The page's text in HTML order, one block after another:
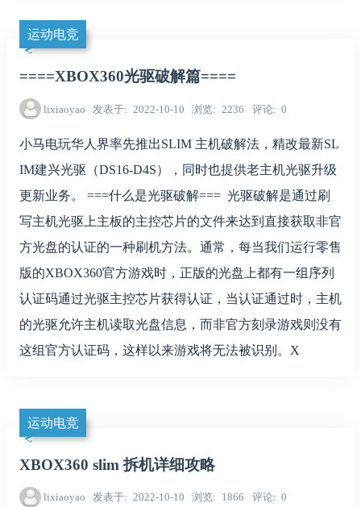
运动电竞
====XBOX360光驱破解篇====
lixiaoyao 发表于 2022-10-10 浏览 2236 评论 0
小马电玩华人界率先推出SLIM 主机破解法，精改最新SL
IM建兴光驱（DS16-D4S），同时也提供老主机光驱升级
更新业务。 ===什么是光驱破解=== 光驱破解是通过刷
写主机光驱上主板的主控芯片的文件来达到直接获取非官
方光盘的认证的一种刷机方法。通常，每当我们运行零售
版的XBOX360官方游戏时，正版的光盘上都有一组序列
认证码通过光驱主控芯片获得认证，当认证通过时，主机
的光驱允许主机读取光盘信息，而非官方刻录游戏则没有
这组官方认证码，这样以来游戏将无法被识别。X
运动电竞
XBOX360 slim 拆机详细攻略
lixiaoyao 发表于 2022-10-10 浏览 1866 评论 0